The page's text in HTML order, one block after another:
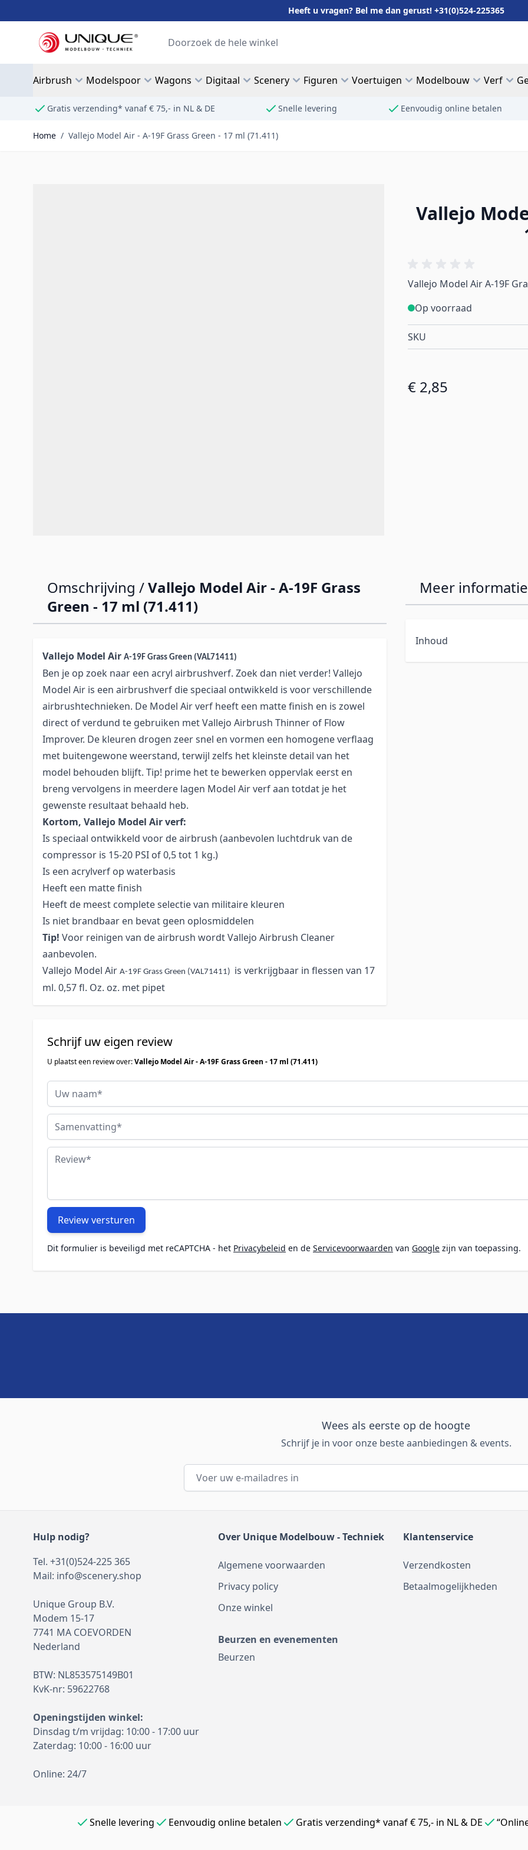
Heeft u vragen? Bel me dan gerust! +31(0)524-225365
Search
Airbrush Modelspoor Wagons Digitaal Scenery Figuren Voertuigen Modelbouw Verf
Gratis verzending* vanaf € 75,- in NL & DE Snelle levering Eenvoudig online betalen
Home / Vallejo Model Air - A-19F Grass Green - 17 ml (71.411)
Vallejo
Vallejo Model Air A-19F
Op voorraad
SKU
€ 2,85
Omschrijving /Vallejo Model Air - A-19F Grass
Green - 17 ml (71.411)
Vallejo Model Air A-19F Grass Green (VAL71411)
Ben je op zoek naar een acryl airbrushverf. Zoek dan niet verder! Vallejo
Model Air is een airbrushverf die speciaal ontwikkeld is voor verschillende
airbrushtechnieken. De Model Air verf heeft een matte finish en is zowel
direct of verdund te gebruiken met Vallejo Airbrush Thinner of Flow
Improver. De kleuren drogen zeer snel en vormen een homogene verflaag
met buitengewone weerstand, terwijl zelfs het kleinste detail van het
model behouden blijft. Tip! prime het te bewerken oppervlak eerst en
breng vervolgens in meerdere lagen Model Air verf aan totdat je het
gewenste resultaat behaald heb.
Kortom, Vallejo Model Air verf:
Is speciaal ontwikkeld voor de airbrush (aanbevolen luchtdruk van de
compressor is 15-20 PSI of 0,5 tot 1 kg.)
Is een acrylverf op waterbasis
Heeft een matte finish
Heeft de meest complete selectie van militaire kleuren
Is niet brandbaar en bevat geen oplosmiddelen
Tip! Voor reinigen van de airbrush wordt Vallejo Airbrush Cleaner
aanbevolen.
Vallejo Model Air A-19F Grass Green (VAL71411) is verkrijgbaar in flessen van 17
ml. 0,57 fl. Oz. oz. met pipet
Meer informatie
Inhoud
Schrijf uw eigen review
U plaatst een review over: Vallejo Model Air - A-19F Grass Green - 17 ml (71.411)
Uw naam
Samenvatting
Review
Review versturen
Dit formulier is beveiligd met reCAPTCHA - het Privacybeleid en de Servicevoorwaarden van Google zijn van toepassing.
Wees als eerste op de hoogte
Schrijf je in voor onze beste aanbiedingen & events.
E-mailadres
Hulp nodig?
Tel. +31(0)524-225 365
Mail: info@scenery.shop
Unique Group B.V.
Modem 15-17
7741 MA COEVORDEN
Nederland
BTW: NL853575149B01
KvK-nr: 59622768
Openingstijden winkel:
Dinsdag t/m vrijdag: 10:00 - 17:00 uur
Zaterdag: 10:00 - 16:00 uur
Online: 24/7
Over Unique Modelbouw - Techniek
Algemene voorwaarden
Privacy policy
Onze winkel
Beurzen en evenementen
Beurzen
Klantenservice
Verzendkosten
Betaalmogelijkheden
Snelle levering Eenvoudig online betalen Gratis verzending* vanaf € 75,- in NL & DE